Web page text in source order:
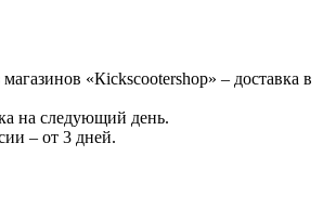
«Кickscootershop» – доставка в
на следующий день.
– от 3 дней.